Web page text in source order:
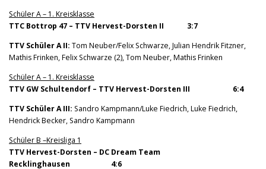
Schüler A – 1. Kreisklasse
TTC Bottrop 47 – TTV Hervest-Dorsten II 3:7
TTV Schüler A II: Tom Neuber/Felix Schwarze, Julian Hendrik Fitzner,
Mathis Frinken, Felix Schwarze (2), Tom Neuber, Mathis Frinken
Schüler A – 1. Kreisklasse
TTV GW Schultendorf – TTV Hervest-Dorsten III 6:4
TTV Schüler A III: Sandro Kampmann/Luke Fiedrich, Luke Fiedrich,
Hendrick Becker, Sandro Kampmann
Schüler B –Kreisliga 1
TTV Hervest-Dorsten – DC Dream Team
Recklinghausen 4:6